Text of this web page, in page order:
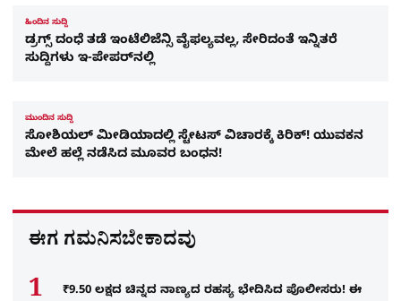
ಹಿಂದಿನ ಸುದ್ದಿ
ಡ್ರಗ್ಸ್​ ದಂಧೆ ತಡೆ ಇಂಟೆಲಿಜೆನ್ಸಿ ವೈಫಲ್ಯವಲ್ಲ, ಸೇರಿದಂತೆ ಇನ್ನಿತರೆ
ಸುದ್ದಿಗಳು ಇ-ಪೇಪರ್​​ನಲ್ಲಿ
ಮುಂದಿನ ಸುದ್ದಿ
ಸೋಶಿಯಲ್​ ಮೀಡಿಯಾದಲ್ಲಿ ಸ್ಟೇಟಸ್​ ವಿಚಾರಕ್ಕೆ ಕಿರಿಕ್​! ಯುವಕನ
ಮೇಲೆ ಹಲ್ಲೆ ನಡೆಸಿದ ಮೂವರ ಬಂಧನ!
ಈಗ ಗಮನಿಸಬೇಕಾದವು
₹9.50 ಲಕ್ಷದ ಚಿನ್ನದ ನಾಣ್ಯದ ರಹಸ್ಯ ಭೇದಿಸಿದ ಪೊಲೀಸರು! ಈ